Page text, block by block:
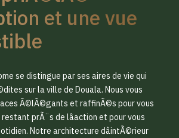
et une vue
se distingue par ses aires de vie qui
sur la ville de Douala. Nous vous
Ã©lÃ©gants et raffinÃ©s pour vous
prÃ¨s de lâaction et pour vous
Notre architecture dâintÃ©rieur